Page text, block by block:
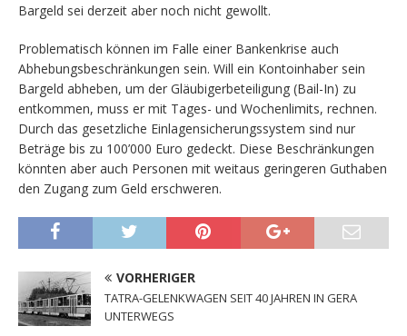
Bargeld sei derzeit aber noch nicht gewollt.
Problematisch können im Falle einer Bankenkrise auch
Abhebungsbeschränkungen sein. Will ein Kontoinhaber sein
Bargeld abheben, um der Gläubigerbeteiligung (Bail-In) zu
entkommen, muss er mit Tages- und Wochenlimits, rechnen.
Durch das gesetzliche Einlagensicherungssystem sind nur
Beträge bis zu 100’000 Euro gedeckt. Diese Beschränkungen
könnten aber auch Personen mit weitaus geringeren Guthaben
den Zugang zum Geld erschweren.
VORHERIGER
TATRA-GELENKWAGEN SEIT 40 JAHREN IN GERA
UNTERWEGS